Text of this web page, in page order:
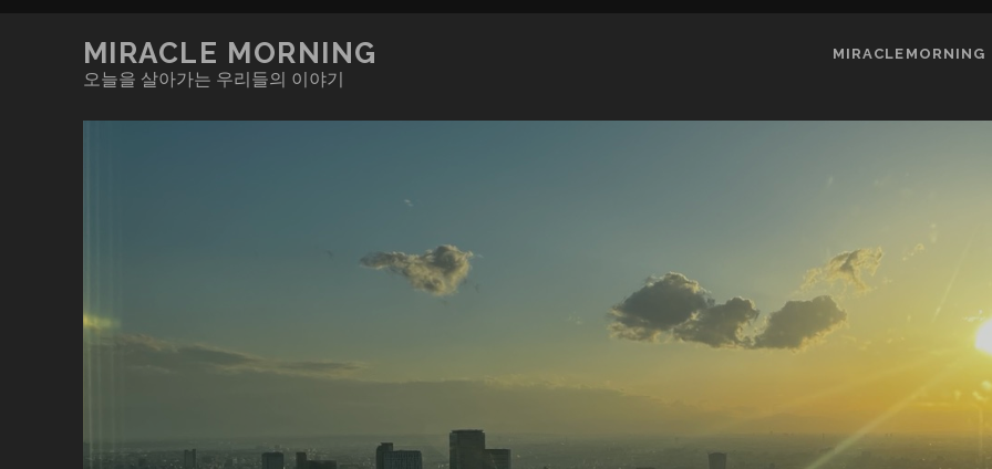
MIRACLE MORNING
오늘을 살아가는 우리들의 이야기
MIRACLEMORNING